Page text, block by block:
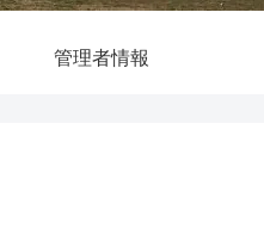
管理者情報